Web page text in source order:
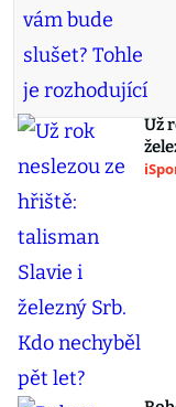
Už